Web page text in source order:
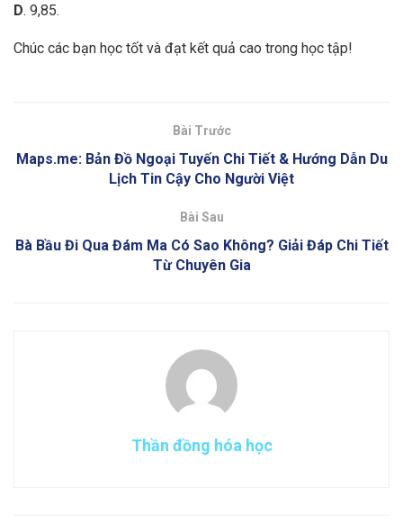
D. 9,85.
Chúc các bạn học tốt và đạt kết quả cao trong học tập!
Bài Trước
Maps.me: Bản Đồ Ngoại Tuyến Chi Tiết & Hướng Dẫn Du
Lịch Tin Cậy Cho Người Việt
Bài Sau
Bà Bầu Đi Qua Đám Ma Có Sao Không? Giải Đáp Chi Tiết
Từ Chuyên Gia
Thần đồng hóa học